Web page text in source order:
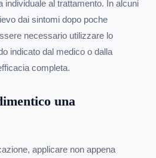
individuale al trattamento. In alcuni
dai sintomi dopo poche
necessario utilizzare lo
indicato dal medico o dalla
completa.
una
applicare non appena